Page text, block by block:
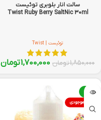
سالت انار بلوبری توئیست
Twist Ruby Berry SaltNic 30ml
توئیست | Twist
1,850,000تومان 1,700,000تومان
-8%
اتمام موجودی